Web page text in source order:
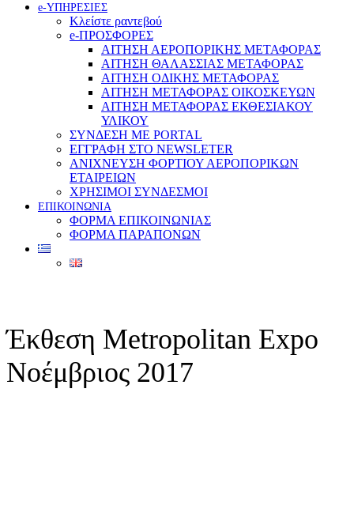
e-ΥΠΗΡΕΣΙΕΣ
Κλείστε ραντεβού
e-ΠΡΟΣΦΟΡΕΣ
ΑΙΤΗΣΗ ΑΕΡΟΠΟΡΙΚΗΣ ΜΕΤΑΦΟΡΑΣ
ΑΙΤΗΣΗ ΘΑΛΑΣΣΙΑΣ ΜΕΤΑΦΟΡΑΣ
ΑΙΤΗΣΗ ΟΔΙΚΗΣ ΜΕΤΑΦΟΡΑΣ
ΑΙΤΗΣΗ ΜΕΤΑΦΟΡΑΣ ΟΙΚΟΣΚΕΥΩΝ
ΑΙΤΗΣΗ ΜΕΤΑΦΟΡΑΣ ΕΚΘΕΣΙΑΚΟΥ
ΥΛΙΚΟΥ
ΣΥΝΔΕΣΗ ΜΕ PORTAL
ΕΓΓΡΑΦΗ ΣΤΟ NEWSLETER
ΑΝΙΧΝΕΥΣΗ ΦΟΡΤΙΟΥ ΑΕΡΟΠΟΡΙΚΩΝ
ΕΤΑΙΡΕΙΩΝ
ΧΡΗΣΙΜΟΙ ΣΥΝΔΕΣΜΟΙ
ΕΠΙΚΟΙΝΩΝΙΑ
ΦΟΡΜΑ ΕΠΙΚΟΙΝΩΝΙΑΣ
ΦΟΡΜΑ ΠΑΡΑΠΟΝΩΝ
Έκθεση Metropolitan Expo
Νοέμβριος 2017